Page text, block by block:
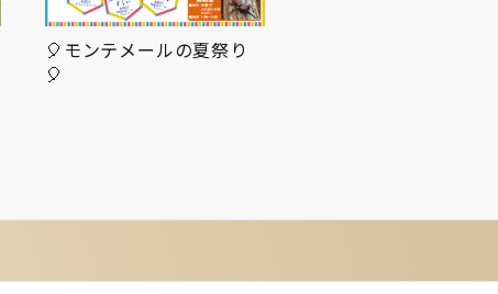
🎈モンテメールの夏祭り
🎈